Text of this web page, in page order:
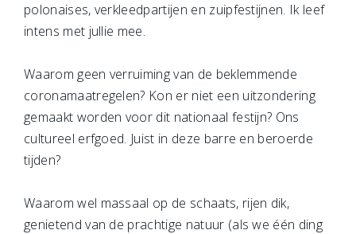
polonaises, verkleedpartijen en zuipfestijnen. Ik leef
intens met jullie mee.
Waarom geen verruiming van de beklemmende
coronamaatregelen? Kon er niet een uitzondering
gemaakt worden voor dit nationaal festijn? Ons
cultureel erfgoed. Juist in deze barre en beroerde
tijden?
Waarom wel massaal op de schaats, rijen dik,
genietend van de prachtige natuur (als we één ding